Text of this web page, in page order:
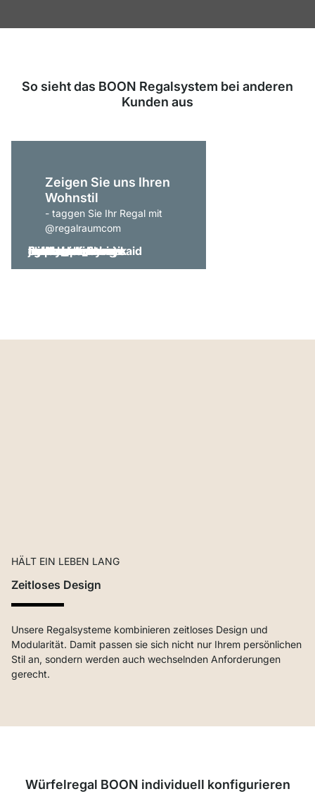
So sieht das BOON Regalsystem bei anderen
Kunden aus
Zeigen Sie uns Ihren
Wohnstil
- taggen Sie Ihr Regal mit
@regalraumcom
HÄLT EIN LEBEN LANG
Zeitloses Design
Unsere Regalsysteme kombinieren zeitloses Design und
Modularität. Damit passen sie sich nicht nur Ihrem persönlichen
Stil an, sondern werden auch wechselnden Anforderungen
gerecht.
Würfelregal BOON individuell konfigurieren